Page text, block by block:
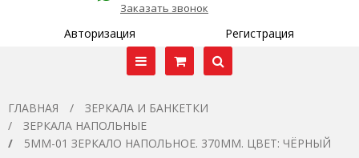
Заказать звонок
Авторизация Регистрация
ГЛАВНАЯ
ЗЕРКАЛА И БАНКЕТКИ
ЗЕРКАЛА НАПОЛЬНЫЕ
5MM-01 ЗЕРКАЛО НАПОЛЬНОЕ. 370ММ. ЦВЕТ: ЧЁРНЫЙ